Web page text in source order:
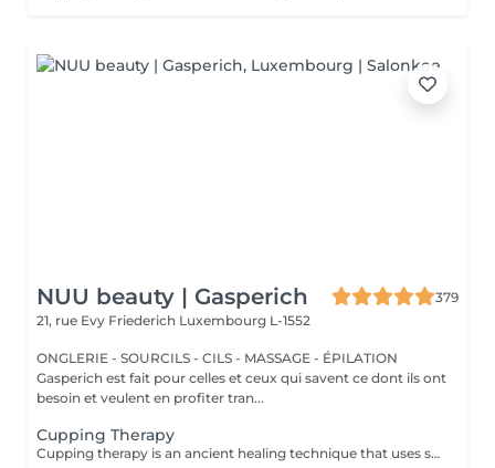
NUU beauty | Gasperich
379
21, rue Evy Friederich Luxembourg L-1552
ONGLERIE - SOURCILS - CILS - MASSAGE - ÉPILATION
Gasperich est fait pour celles et ceux qui savent ce dont ils ont
besoin et veulent en profiter tran...
Cupping Therapy
Cupping therapy is an ancient healing technique that uses special cups to create gentle suction on the skin. This suction promotes blood flow, relieves muscle tension, reduces inflammation, and supports deep relaxation. The treatment can help release toxins, improve circulation, and ease chronic pain or stiffness. *Please note that cupping therapy could just be added to a massage service with includes back massage.